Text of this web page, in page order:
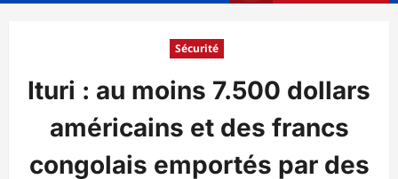
Sécurité
Ituri : au moins 7.500 dollars
américains et des francs
congolais emportés par des